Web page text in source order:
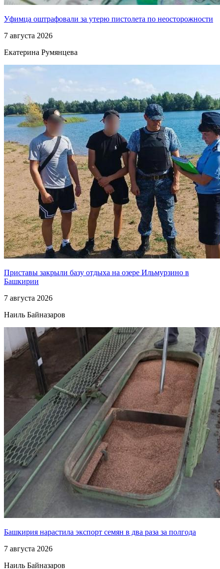
Уфимца оштрафовали за утерю пистолета по неосторожности
7 августа 2026
Екатерина Румянцева
Приставы закрыли базу отдыха на озере Ильмурзино в
Башкирии
7 августа 2026
Наиль Байназаров
Башкирия нарастила экспорт семян в два раза за полгода
7 августа 2026
Наиль Байназаров